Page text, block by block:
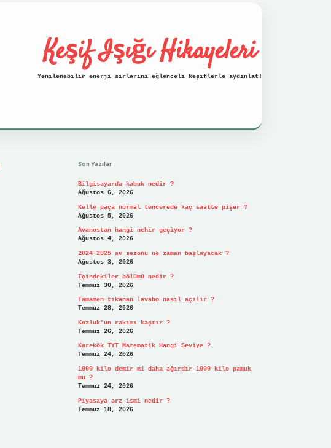
Keşif Işığı Hikayeleri
Yenilenebilir enerji sırlarını eğlenceli keşiflerle aydınlat!
Son Yazılar
Bilgisayarda kabuk nedir ?
Ağustos 6, 2026
Kelle paça normal tencerede kaç saatte pişer ?
Ağustos 5, 2026
Avanostan hangi nehir geçiyor ?
Ağustos 4, 2026
2024-2025 av sezonu ne zaman başlayacak ?
Ağustos 3, 2026
İçindekiler bölümü nedir ?
Temmuz 30, 2026
Tamamen tıkanan lavabo nasıl açılır ?
Temmuz 28, 2026
Kozluk’un rakımı kaçtır ?
Temmuz 26, 2026
Karekök TYT Matematik Hangi Seviye ?
Temmuz 24, 2026
1000 kilo demir mi daha ağırdır 1000 kilo pamuk
mu ?
Temmuz 24, 2026
Piyasaya arz ismi nedir ?
Temmuz 18, 2026